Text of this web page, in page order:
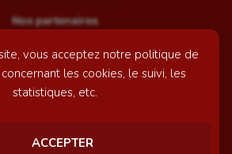
vous acceptez notre politique de
les cookies, le suivi, les
statistiques, etc.
ACCEPTER
Nos partenaires
Recrutement
Mentions légales